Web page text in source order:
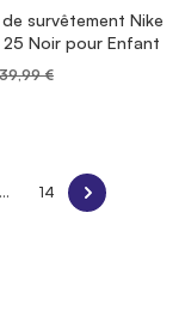
survêtement Nike
25 Noir pour Enfant
39,99 €
... 14